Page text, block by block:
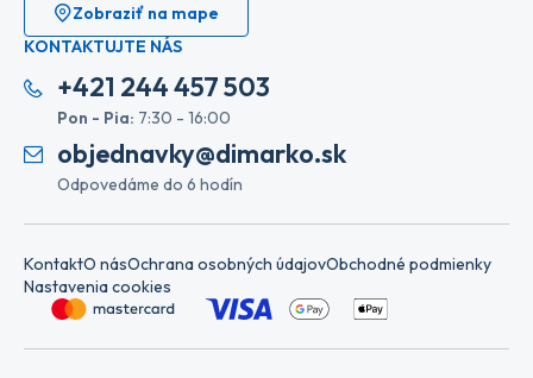
Zobraziť na mape
KONTAKTUJTE NÁS
+421 244 457 503
Pon - Pia: 7:30 - 16:00
objednavky@dimarko.sk
Odpovedáme do 6 hodín
KontaktO násOchrana osobných údajovObchodné podmienky
Nastavenia cookies